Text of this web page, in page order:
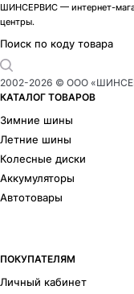
ШИНСЕРВИС — интернет-
центры.
Поиск по коду товара
2002-2026 © ООО
КАТАЛОГ ТОВАРОВ
Зимние шины
Летние шины
Колесные диски
Аккумуляторы
Автотовары
ПОКУПАТЕЛЯМ
Личный кабинет